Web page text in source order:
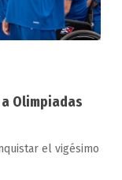
Olimpiadas
el vigésimo